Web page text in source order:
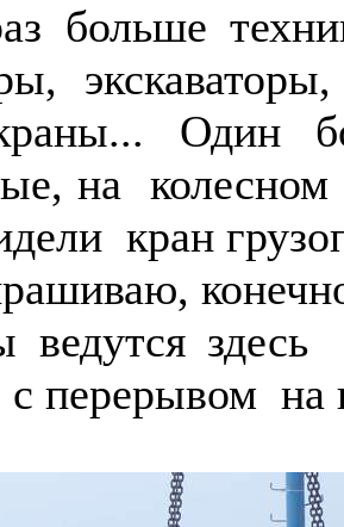
больше
Один
на
кран
ведутся здесь
с перерывом на